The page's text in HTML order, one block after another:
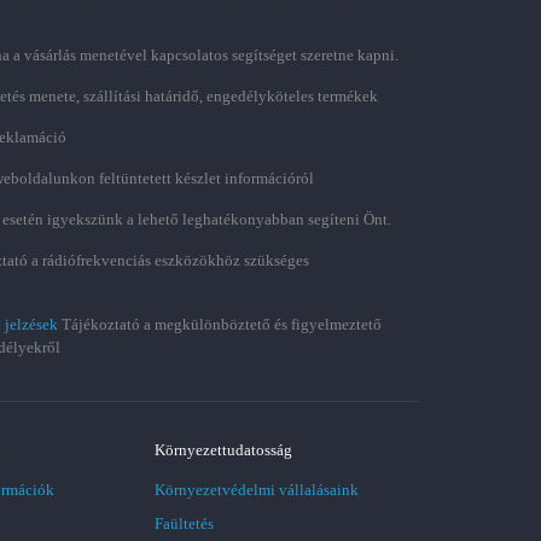
a vásárlás menetével kapcsolatos segítséget szeretne kapni.
menete, szállítási határidő, engedélyköteles termékek
feltüntetett készlet információról
esetén igyekszünk a lehető leghatékonyabban segíteni Önt.
a rádiófrekvenciás eszközökhöz szükséges
Tájékoztató a megkülönböztető és figyelmeztető
Környezettudatosság
Környezetvédelmi vállalásaink
Faültetés